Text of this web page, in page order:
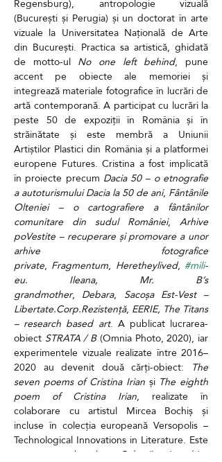
Regensburg), antropologie vizuală
(București și Perugia) și un doctorat în arte
vizuale la Universitatea Națională de Arte
din București. Practica sa artistică, ghidată
de motto-ul No one left behind, pune
accent pe obiecte ale memoriei și
integrează materiale fotografice în lucrări de
artă contemporană. A participat cu lucrări la
peste 50 de expoziții în România și în
străinătate și este membră a Uniunii
Artiștilor Plastici din România și a platformei
europene Futures. Cristina a fost implicată
în proiecte precum Dacia 50 – o etnografie
a autoturismului Dacia la 50 de ani, Fântânile
Olteniei – o cartografiere a fântânilor
comunitare din sudul României, Arhive
poVestite – recuperare și promovare a unor
arhive fotografice
private, Fragmentum, Heretheylived, #mili-
eu. Ileana, Mr. B’s
grandmother, Debara, Sacoșa Est-Vest –
Libertate.Corp.Rezistență, EERIE, The Titans
– research based art. A publicat lucrarea-
obiect STRATA / B (Omnia Photo, 2020), iar
experimentele vizuale realizate între 2016–
2020 au devenit două cărți-obiect:
The
seven poems of Cristina Irian și The eighth
poem of Cristina Irian, realizate în
colaborare cu artistul Mircea Bochiș și
incluse în colecția europeană Versopolis –
Technological Innovations in Literature. Este
autoarea volumelor
Colecții și arhive